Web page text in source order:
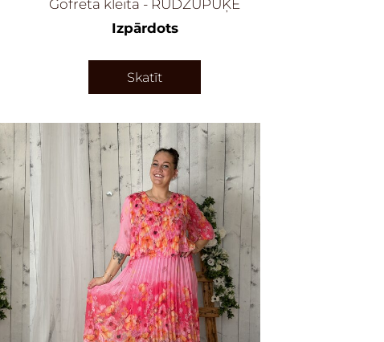
Gofrēta kleita - RUDZUPUĶE
Izpārdots
Skatīt